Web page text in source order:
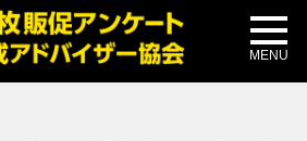
MENU
メディア掲載
公式ブログ